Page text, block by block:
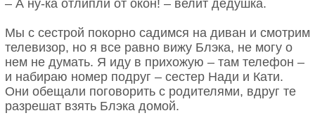
– А ну-ка отлипли от окон! – велит дедушка.
Мы с сестрой покорно садимся на диван и смотрим
телевизор, но я все равно вижу Блэка, не могу о
нем не думать. Я иду в прихожую – там телефон –
и набираю номер подруг – сестер Нади и Кати.
Они обещали поговорить с родителями, вдруг те
разрешат взять Блэка домой.